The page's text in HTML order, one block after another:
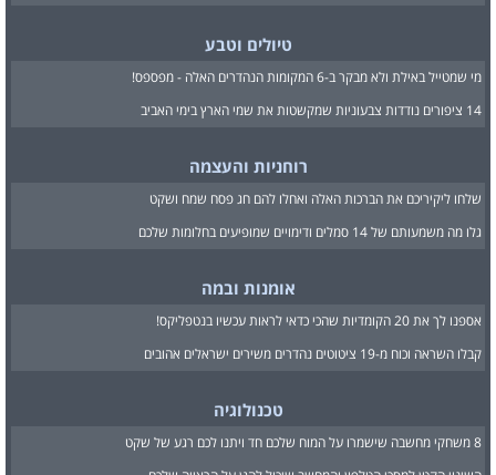
טיולים וטבע
מי שמטייל באילת ולא מבקר ב-6 המקומות הנהדרים האלה - מפספס!
14 ציפורים נודדות צבעוניות שמקשטות את שמי הארץ בימי האביב
רוחניות והעצמה
שלחו ליקיריכם את הברכות האלה ואחלו להם חג פסח שמח ושקט
גלו מה משמעותם של 14 סמלים ודימויים שמופיעים בחלומות שלכם
אומנות ובמה
אספנו לך את 20 הקומדיות שהכי כדאי לראות עכשיו בנטפליקס!
קבלו השראה וכוח מ-19 ציטוטים נהדרים משירים ישראלים אהובים
טכנולוגיה
8 משחקי מחשבה שישמרו על המוח שלכם חד ויתנו לכם רגע של שקט